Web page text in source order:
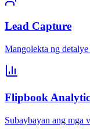
Lead Capture
Mangolekta ng
Flipbook
Subaybayan ang mga